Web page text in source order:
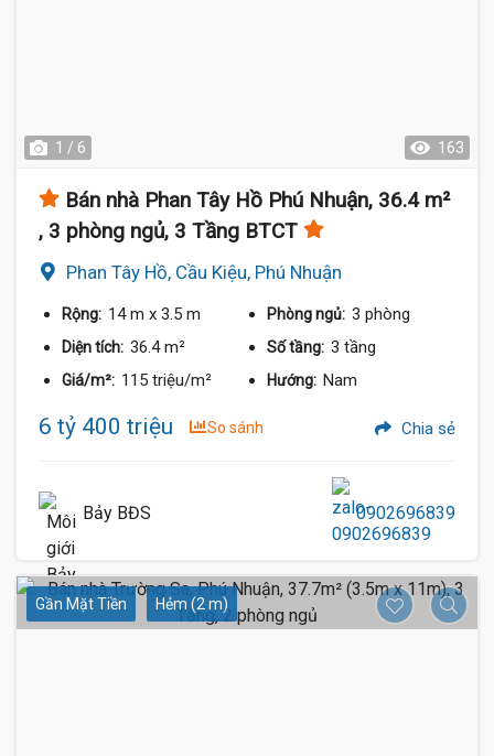
1 / 6 163
Bán nhà Phan Tây Hồ Phú Nhuận, 36.4 m²
, 3 phòng ngủ, 3 Tầng BTCT
Phan Tây Hồ, Cầu Kiệu, Phú Nhuận
Rộng: 14 m x 3.5 m Phòng ngủ: 3 phòng
Diện tích: 36.4 m² Số tầng: 3 tầng
Giá/m²: 115 triệu/m² Hướng: Nam
6 tỷ 400 triệu So sánh Chia sẻ
Bảy BĐS 0902696839
Gần Mặt Tiền Hẻm (2 m)